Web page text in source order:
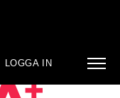
LOGGA IN